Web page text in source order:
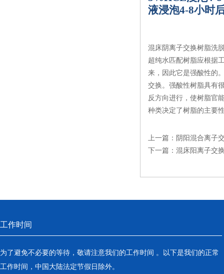
液浸泡4-8小时
混床阴离子交换树脂洗
超纯水匹配树脂应根据
来，因此它是强酸性的
交换。强酸性树脂具有
反方向进行，使树脂官
种类决定了树脂的主要
上一篇： 阴阳混合离子
下一篇： 混床阳离子交
工作时间
为了避免不必要的等待，敬请注意我们的工作时间 。以下是我们的正常
工作时间，中国大陆法定节假日除外。